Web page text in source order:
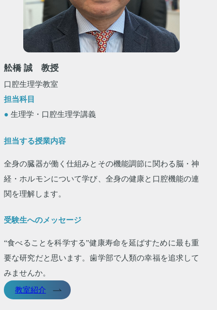
舩橋 誠 教授
口腔生理学教室
担当科目
● 生理学・口腔生理学講義
担当する授業内容
全身の臓器が働く仕組みとその機能調節に関わる脳・神
経・ホルモンについて学び、全身の健康と口腔機能の連
関を理解します。
受験生へのメッセージ
“食べることを科学する”健康寿命を延ばすために最も重
要な研究だと思います。歯学部で人類の幸福を追求して
みませんか。
教室紹介